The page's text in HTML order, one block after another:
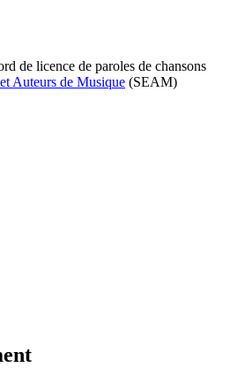
de licence de paroles de chansons
Auteurs de Musique (SEAM)